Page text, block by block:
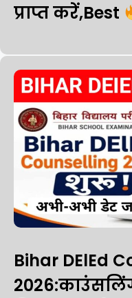
प्राप्त करें,Best
Bihar DElEd